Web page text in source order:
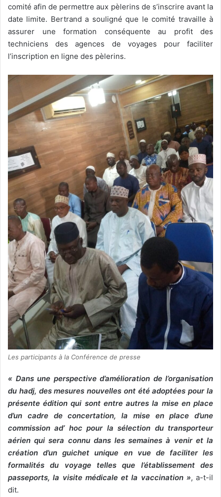
comité afin de permettre aux pèlerins de s’inscrire avant la
date limite. Bertrand a souligné que le comité travaille à
assurer une formation conséquente au profit des
techniciens des agences de voyages pour faciliter
l’inscription en ligne des pèlerins.
Les participants à la Conférence de presse
« Dans une perspective d’amélioration de l’organisation
du hadj, des mesures nouvelles ont été adoptées pour la
présente édition qui sont entre autres la mise en place
d’un cadre de concertation, la mise en place d’une
commission ad’ hoc pour la sélection du transporteur
aérien qui sera connu dans les semaines à venir et la
création d’un guichet unique en vue de faciliter les
formalités du voyage telles que l’établissement des
passeports, la visite médicale et la vaccination », a-t-il
dit.